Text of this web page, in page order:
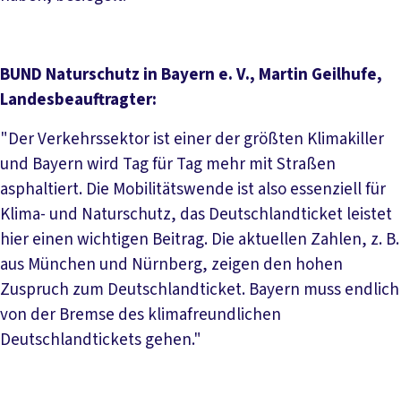
BUND Naturschutz in Bayern e. V., Martin Geilhufe,
Landesbeauftragter:
"Der Verkehrssektor ist einer der größten Klimakiller
und Bayern wird Tag für Tag mehr mit Straßen
asphaltiert. Die Mobilitätswende ist also essenziell für
Klima- und Naturschutz, das Deutschlandticket leistet
hier einen wichtigen Beitrag. Die aktuellen Zahlen, z. B.
aus München und Nürnberg, zeigen den hohen
Zuspruch zum Deutschlandticket. Bayern muss endlich
von der Bremse des klimafreundlichen
Deutschlandtickets gehen."